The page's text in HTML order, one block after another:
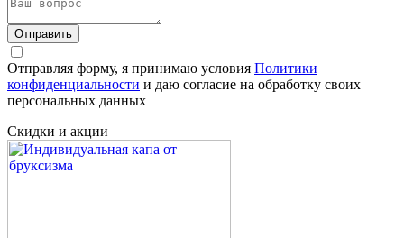
Отправить
Отправляя форму, я принимаю условия Политики
конфиденциальности и даю согласие на обработку своих
персональных данных
Скидки и акции